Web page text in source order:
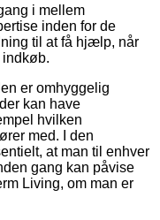
i mellem
inden for de
til at få hjælp, når
indkøb.
er omhyggelig
kan have
hvilken
med. I den
at man til enhver
gang kan påvise
Living, om man er